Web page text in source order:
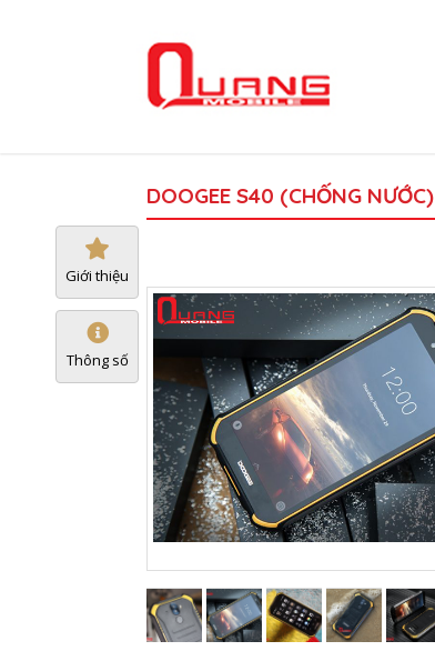
DOOGEE S40 (CHỐNG NƯỚC)
Giới thiệu
Thông số